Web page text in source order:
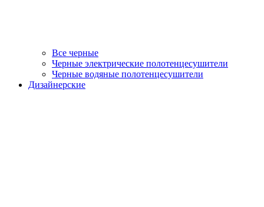
Все черные
Черные электрические полотенцесушители
Черные водяные полотенцесушители
Дизайнерские